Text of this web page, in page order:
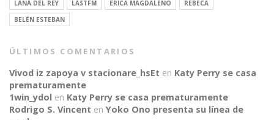
LANA DEL REY
LASTFM ERICA MAGDALENO
REBECA
BELÉN ESTEBAN
ÚLTIMOS COMENTARIOS
Vivod iz zapoya v stacionare_hsEt en Katy Perry se casa
prematuramente
1win_ydol en Katy Perry se casa prematuramente
Rodrigo S. Vincent en Yoko Ono presenta su línea de